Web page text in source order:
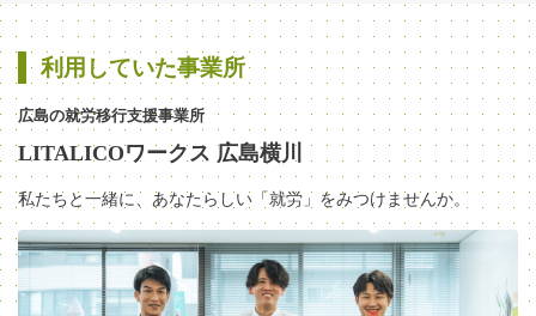
利用していた事業所
広島の就労移行支援事業所
LITALICOワークス 広島横川
私たちと一緒に、あなたらしい「就労」をみつけませんか。